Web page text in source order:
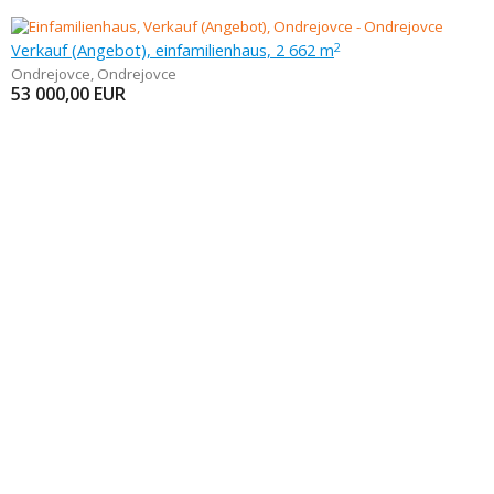
Verkauf (Angebot), einfamilienhaus, 2 662 m2
Ondrejovce, Ondrejovce
53 000,00 EUR